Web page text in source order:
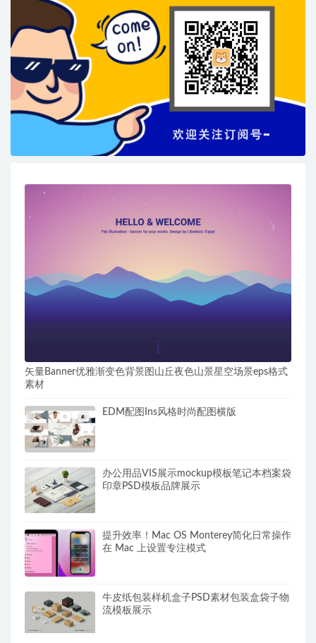
矢量Banner优雅渐变色背景图山丘夜色山景星空场景eps格式
素材
EDM配图Ins风格时尚配图横版
办公用品VIS展示mockup模板笔记本档案袋
印章PSD模板品牌展示
提升效率！Mac OS Monterey简化日常操作
在 Mac 上设置专注模式
牛皮纸包装样机盒子PSD素材包装盒袋子物
流模板展示